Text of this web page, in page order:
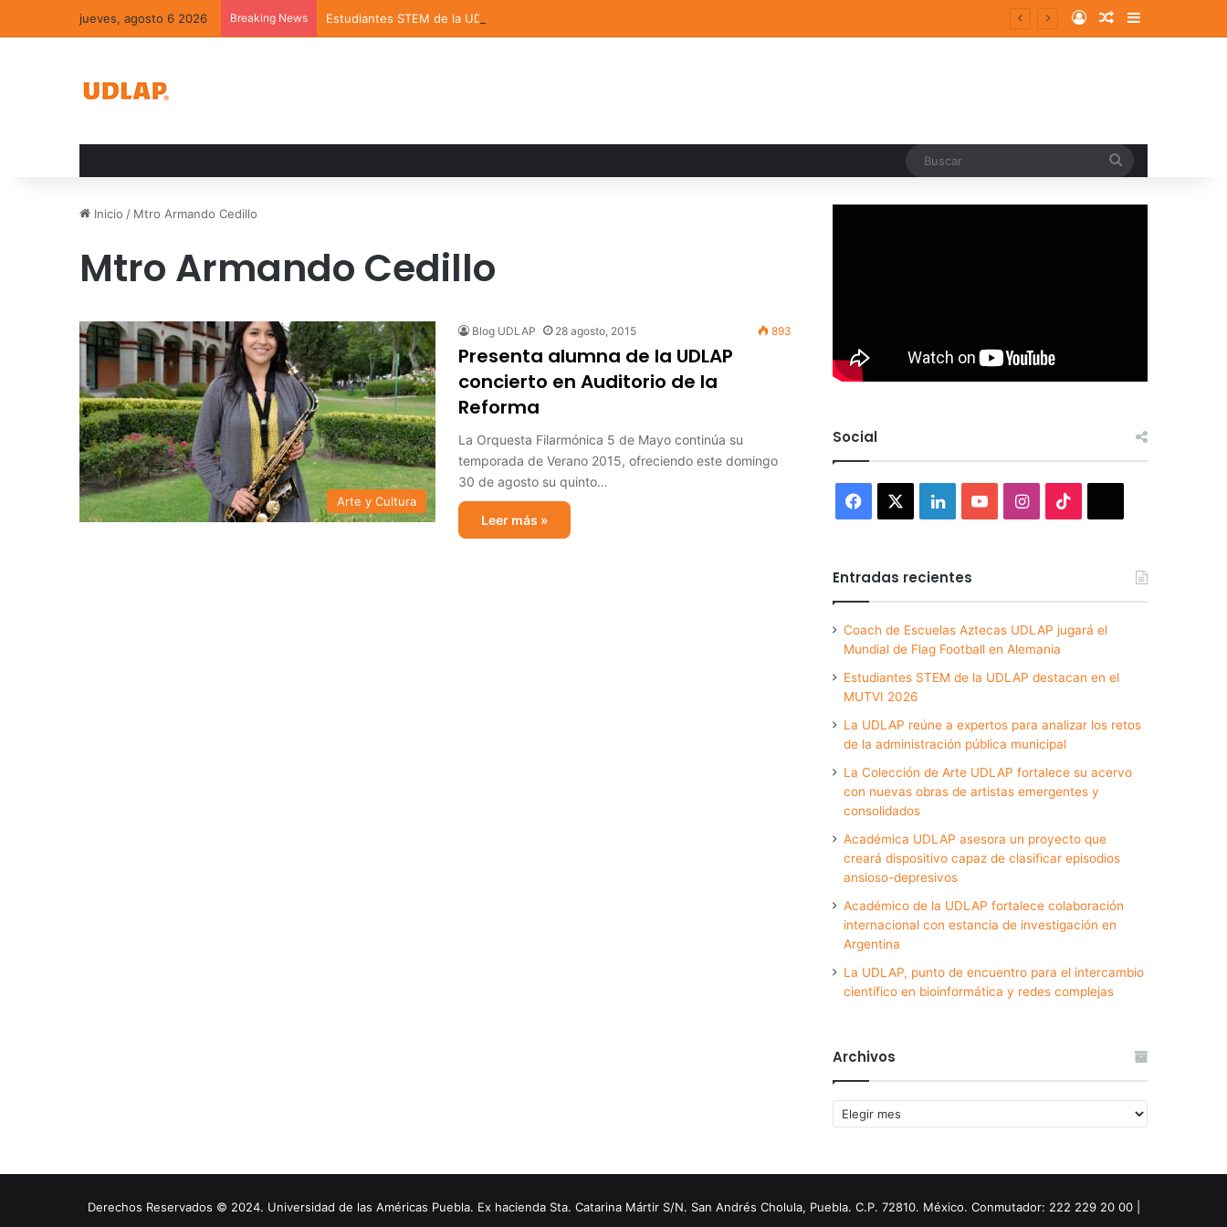
jueves, agosto 6 2026 Breaking News Estudiantes STEM de la UDLAP destacan en el MUTVI 2026 Log InRandom Article
Sidebar
Inicio / Mtro Armando Cedillo
Mtro Armando Cedillo
Arte y Cultura
Blog UDLAP 28 agosto, 2015 893
Presenta alumna de la UDLAP
concierto en Auditorio de la
Reforma
La Orquesta Filarmónica 5 de Mayo continúa su
temporada de Verano 2015, ofreciendo este domingo
30 de agosto su quinto…
Leer más »
Social
Facebook LinkedInYouTubeInstagram
Entradas recientes
Coach de Escuelas Aztecas UDLAP jugará el
Mundial de Flag Football en Alemania
Estudiantes STEM de la UDLAP destacan en el
MUTVI 2026
La UDLAP reúne a expertos para analizar los retos
de la administración pública municipal
La Colección de Arte UDLAP fortalece su acervo
con nuevas obras de artistas emergentes y
consolidados
Académica UDLAP asesora un proyecto que
creará dispositivo capaz de clasificar episodios
ansioso-depresivos
Académico de la UDLAP fortalece colaboración
internacional con estancia de investigación en
Argentina
La UDLAP, punto de encuentro para el intercambio
científico en bioinformática y redes complejas
Archivos
Archivos
Derechos Reservados © 2024. Universidad de las Américas Puebla. Ex hacienda Sta. Catarina Mártir S/N. San Andrés Cholula, Puebla. C.P. 72810. México. Conmutador: 222 229 20 00 |